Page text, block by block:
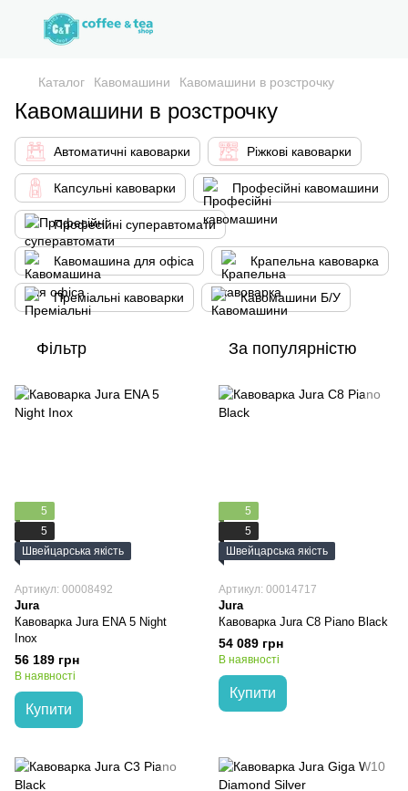
Каталог Кавомашини Кавомашини в розстрочку
Кавомашини в розстрочку
Автоматичні кавоварки Ріжкові кавоварки
Капсульні кавоварки Професійні кавомашини
Професійні суперавтомати
Кавомашина для офіса Крапельна кавоварка
Преміальні кавоварки Кавомашини Б/У
Фільтр За популярністю
5
5
Швейцарська якість
Артикул: 00008492
Jura
Кавоварка Jura ENA 5 Night
Inox
56 189 грн
В наявності
Купити
5
5
Швейцарська якість
Артикул: 00014717
Jura
Кавоварка Jura C8 Piano Black
54 089 грн
В наявності
Купити